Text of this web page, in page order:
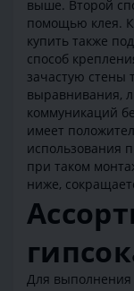
выше. Второй
помощью клея.
купить также
способ
зачастую стены
выравнивания,
коммуникаций
имеет
использования
при таком
ниже,
Для выполнения